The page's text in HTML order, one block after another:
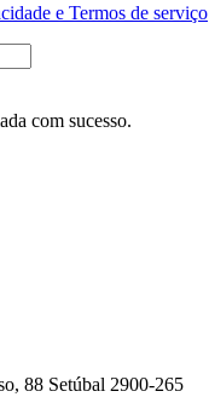
e Termos de serviço
com sucesso.
88 Setúbal 2900-265